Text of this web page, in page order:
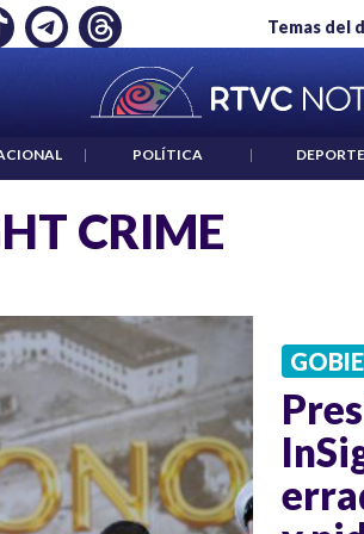
Temas del
EMPLEO: JP MORGAN "HABLAR NO
| POLÍTICA |
CRIME